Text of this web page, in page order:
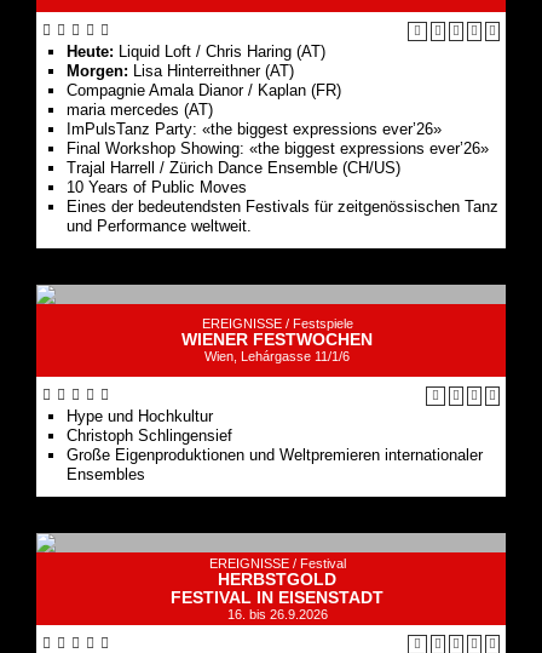
Heute: Liquid Loft / Chris Haring (AT)
Morgen: Lisa Hinterreithner (AT)
Compagnie Amala Dianor / Kaplan (FR)
maria mercedes (AT)
ImPulsTanz Party: «the biggest expressions ever’26»
Final Workshop Showing: «the biggest expressions ever’26»
Trajal Harrell / Zürich Dance Ensemble (CH/US)
10 Years of Public Moves
Eines der bedeutendsten Festivals für zeitgenössischen Tanz
und Performance weltweit.
EREIGNISSE / Festspiele
WIENER FESTWOCHEN
Wien, Lehárgasse 11/1/6
Hype und Hochkultur
Christoph Schlingensief
Große Eigenproduktionen und Weltpremieren internationaler
Ensembles
EREIGNISSE / Festival
HERBSTGOLD
FESTIVAL IN EISENSTADT
16. bis 26.9.2026